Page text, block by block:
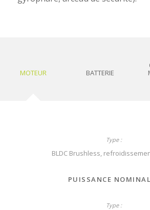
MOTEUR BATTERIE
BLDC Brushless,
PUISSANCE